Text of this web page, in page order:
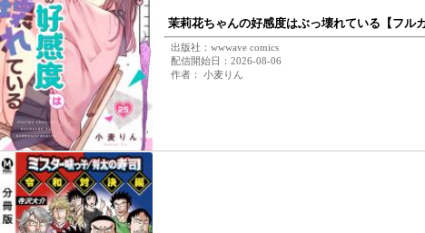
茉莉花ちゃんの好感度はぶっ壊れている【フル
出版社：wwwave comics
配信開始日：2026-08-06
作者： 小麦りん